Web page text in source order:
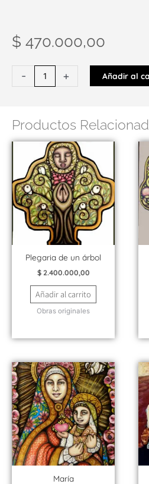
$ 470.000,00
- + Añadir al
Productos
Plegaria de un árbol
$2.400.000,00
Añadir al carrito
Obras originales
María